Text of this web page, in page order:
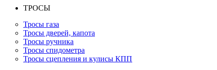
ТРОСЫ
Тросы газа
Тросы дверей, капота
Тросы ручника
Тросы спидометра
Тросы сцепления и кулисы КПП